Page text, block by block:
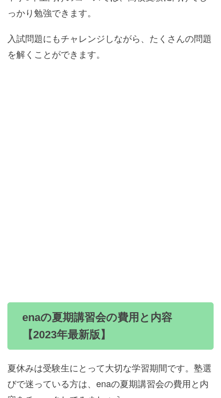
っかり勉強できます。
入試問題にもチャレンジしながら、たくさんの問題
を解くことができます。
enaの夏期講習会の費用と内容
【2023年最新版】
夏休みは受験生にとって大切な学習期間です。塾選
びで迷っている方は、enaの夏期講習会の費用と内